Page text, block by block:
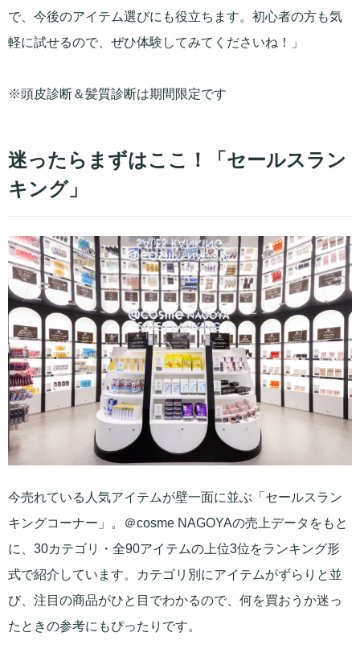
で、今後のアイテム選びにも役立ちます。初心者の方も気
軽に試せるので、ぜひ体験してみてくださいね！」
※頭皮診断＆髪質診断は期間限定です
迷ったらまずはここ！「セールスラン
キング」
今売れている人気アイテムが壁一面に並ぶ「セールスラン
キングコーナー」。＠cosme NAGOYAの売上データをもと
に、30カテゴリ・全90アイテムの上位3位をランキング形
式で紹介しています。カテゴリ別にアイテムがずらりと並
び、注目の商品がひと目でわかるので、何を買おうか迷っ
たときの参考にもぴったりです。